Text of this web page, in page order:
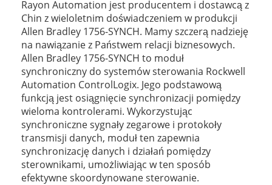
Rayon Automation jest producentem i dostawcą z
Chin z wieloletnim doświadczeniem w produkcji
Allen Bradley 1756-SYNCH. Mamy szczerą nadzieję
na nawiązanie z Państwem relacji biznesowych.
Allen Bradley 1756-SYNCH to moduł
synchroniczny do systemów sterowania Rockwell
Automation ControlLogix. Jego podstawową
funkcją jest osiągnięcie synchronizacji pomiędzy
wieloma kontrolerami. Wykorzystując
synchroniczne sygnały zegarowe i protokoły
transmisji danych, moduł ten zapewnia
synchronizację danych i działań pomiędzy
sterownikami, umożliwiając w ten sposób
efektywne skoordynowane sterowanie.